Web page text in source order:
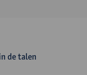
de talen